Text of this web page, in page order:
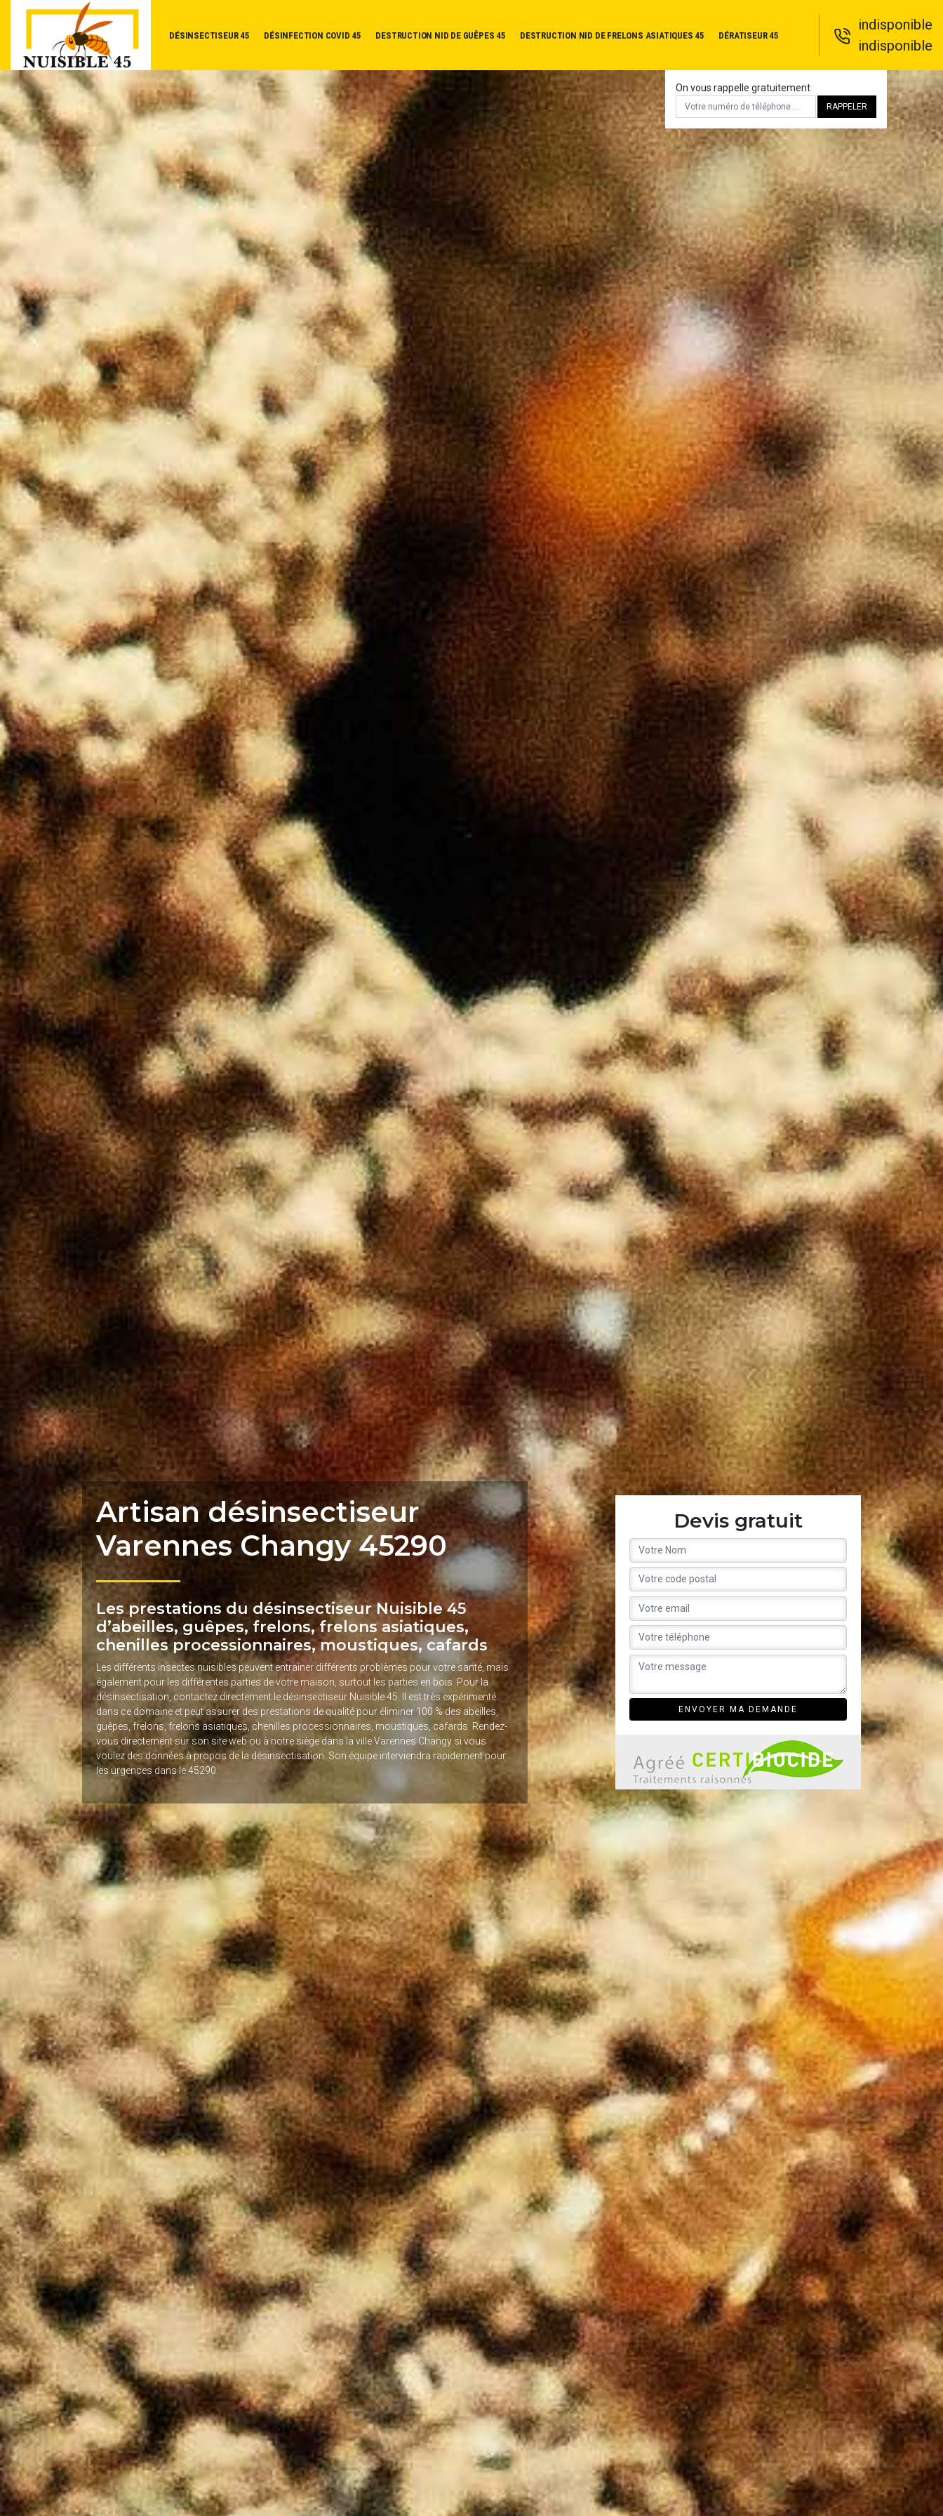
DÉSINSECTISEUR 45 DÉSINFECTION COVID 45 DESTRUCTION NID DE GUÊPES 45 DESTRUCTION NID DE FRELONS ASIATIQUES 45 DÉRATISEUR 45
indisponible
indisponible
On vous rappelle gratuitement
Artisan désinsectiseur
Varennes Changy 45290
Les prestations du désinsectiseur Nuisible 45
d’abeilles, guêpes, frelons, frelons asiatiques,
chenilles processionnaires, moustiques, cafards
Les différents insectes nuisibles peuvent entrainer différents problèmes pour votre santé, mais
également pour les différentes parties de votre maison, surtout les parties en bois. Pour la
désinsectisation, contactez directement le désinsectiseur Nuisible 45. Il est très expérimenté
dans ce domaine et peut assurer des prestations de qualité pour éliminer 100 % des abeilles,
guêpes, frelons, frelons asiatiques, chenilles processionnaires, moustiques, cafards. Rendez-
vous directement sur son site web ou à notre siège dans la ville Varennes Changy si vous
voulez des données à propos de la désinsectisation. Son équipe interviendra rapidement pour
les urgences dans le 45290.
Devis gratuit